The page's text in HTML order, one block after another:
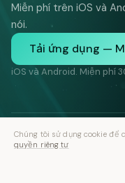
Miễn phí trên iOS và
nói.
Tải ứng dụng —
iOS và Android. Miễn phí
Chúng tôi sử dụng cookie để
quyền riêng tư